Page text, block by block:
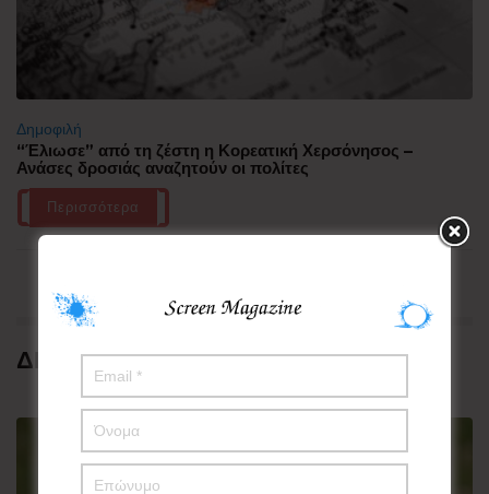
Δημοφιλή
“Έλιωσε” από τη ζέστη η Κορεατική Χερσόνησος –
Ανάσες δροσιάς αναζητούν οι πολίτες
Περισσότερα
ΔΗΜΟΦΙΛΗ